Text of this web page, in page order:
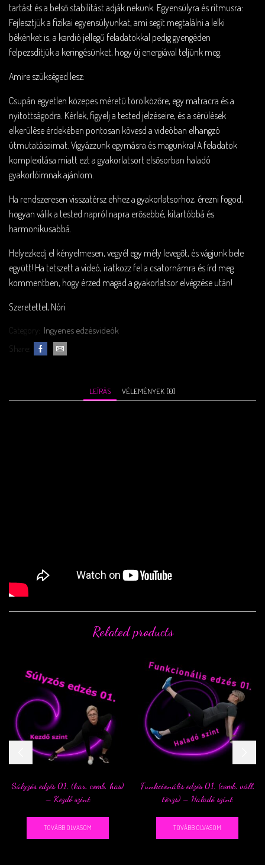
tartást és a belső stabilitást adják nekünk. Egyensúlyra és ritmusra:
Fejlesztjük a fizikai egyensúlyunkat, ami segít megtalálni a lelki
békénket is, a kardió jellegű feladatokkal pedig gyengéden
felpezsdítjük a keringésünket, hogy új energiával teljünk meg.
Amire szükséged lesz:
Csupán egyetlen közepes méretű törölközőre, egy matracra és a
nyitottságodra. Kérlek, figyelj a tested jelzéseire, és a sérülések
elkerülése érdekében pontosan kövesd a videóban elhangzó
útmutatásaimat. Vigyázzunk egymásra és magunkra! A feladatok
komplexitása miatt ezt a gyakorlatsort elsősorban haladó
gyakorlóimnak ajánlom.
Ha rendszeresen visszatérsz ehhez a gyakorlatsorhoz, érezni fogod,
hogyan válik a tested napról napra erősebbé, kitartóbbá és
harmonikusabbá.
Helyezkedj el kényelmesen, vegyél egy mély levegőt, és vágjunk bele
együtt! Ha tetszett a videó, iratkozz fel a csatornámra és írd meg
kommentben, hogy érzed magad a gyakorlatsor elvégzése után!
Szeretettel, Nóri
Category: Ingyenes edzésvideók
Share:
LEÍRÁS VÉLEMÉNYEK (0)
Related products
Súlyzós edzés 01. (kar, comb, has)
– Kezdő szint
TOVÁBB OLVASOM
Funkcionális edzés 01. (comb, váll,
törzs) – Haladó szint
TOVÁBB OLVASOM